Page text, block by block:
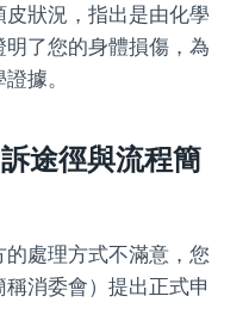
狀況，指出是由化學
了您的身體損傷，為
據。
途徑與流程簡
處理方式不滿意，您
消委會）提出正式申